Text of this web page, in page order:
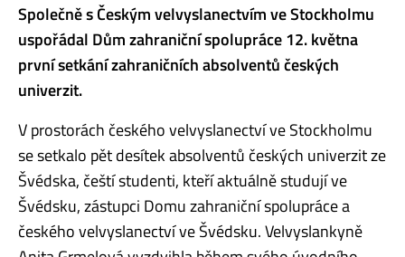
Společně s Českým velvyslanectvím ve Stockholmu
uspořádal Dům zahraniční spolupráce 12. května
první setkání zahraničních absolventů českých
univerzit.
V prostorách českého velvyslanectví ve Stockholmu
se setkalo pět desítek absolventů českých univerzit ze
Švédska, čeští studenti, kteří aktuálně studují ve
Švédsku, zástupci Domu zahraniční spolupráce a
českého velvyslanectví ve Švédsku. Velvyslankyně